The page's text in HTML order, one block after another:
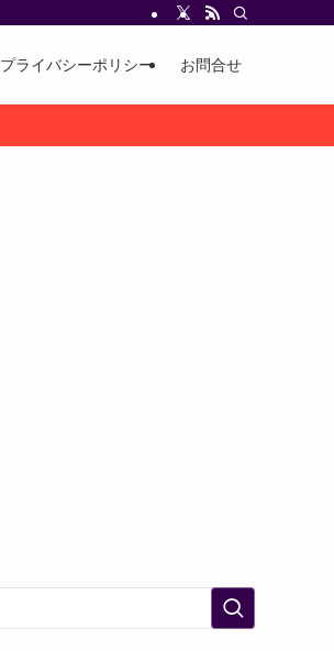
プライバシーポリシー お問合せ